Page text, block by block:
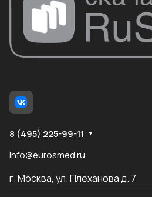
8 (495) 225-99-11
info@eurosmed.ru
г. Москва, ул. Плеханова д. 7